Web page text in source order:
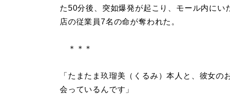
た50分後、突如爆発が起こり、モール内にい
店の従業員7名の命が奪われた。
＊＊＊
「たまたま玖瑠美（くるみ）本人と、彼女
会っているんです」